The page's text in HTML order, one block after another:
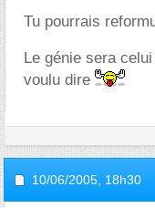
Tu pourrais
Le génie sera
voulu dire
10/06/2005, 18h30